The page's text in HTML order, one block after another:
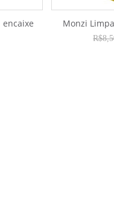
Monzi
R$